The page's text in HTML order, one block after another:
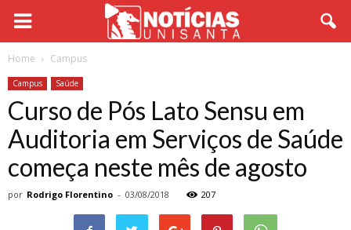
Home Campus
Campus Saúde
Curso de Pós Lato Sensu em
Auditoria em Serviços de Saúde
começa neste mês de agosto
por Rodrigo Florentino - 03/08/2018 207